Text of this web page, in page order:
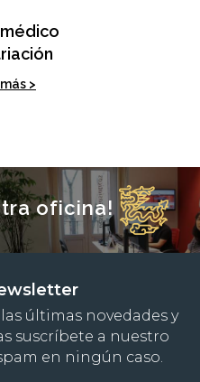
>
oficina!
últimas novedades y
suscríbete a nuestro
en ningún caso.